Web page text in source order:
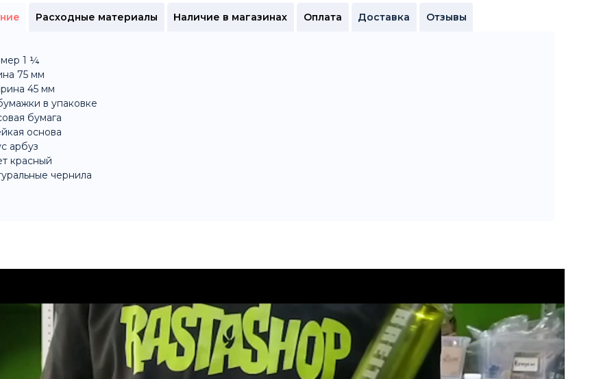
1 ¼
75 мм
45 мм
в упаковке
бумага
основа
арбуз
красный
чернила
Расходные материалы Наличие в магазинах Оплата Доставка Отзывы